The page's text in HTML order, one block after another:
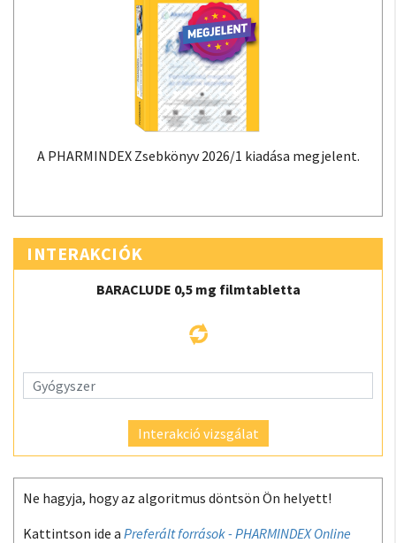
A PHARMINDEX Zsebkönyv 2026/1 kiadása megjelent.
INTERAKCIÓK
BARACLUDE 0,5 mg filmtabletta
Interakció vizsgálat
Ne hagyja, hogy az algoritmus döntsön Ön helyett!
Kattintson ide a Preferált források - PHARMINDEX Online